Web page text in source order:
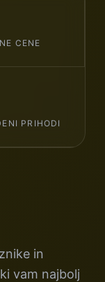
CENE
PRIHODI
in
vam najbolj